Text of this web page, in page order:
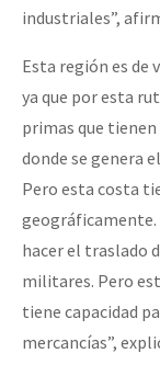
industriales”,
Esta región es de
ya que por esta
primas que
donde se genera
Pero esta costa
geográficamente.
hacer el traslado
militares. Pero
tiene capacidad
mercancías”,